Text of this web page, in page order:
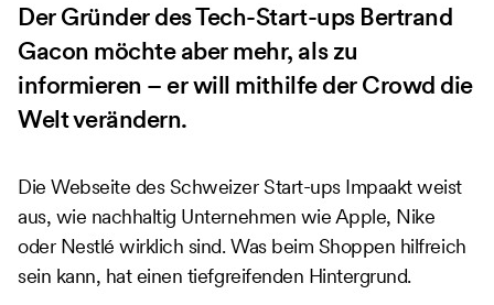
Der Gründer des Tech-Start-ups Bertrand
Gacon möchte aber mehr, als zu
informieren – er will mithilfe der Crowd die
Welt verändern.
Die Webseite des Schweizer Start-ups Impaakt weist
aus, wie nachhaltig Unternehmen wie Apple, Nike
oder Nestlé wirklich sind. Was beim Shoppen hilfreich
sein kann, hat einen tiefgreifenden Hintergrund.